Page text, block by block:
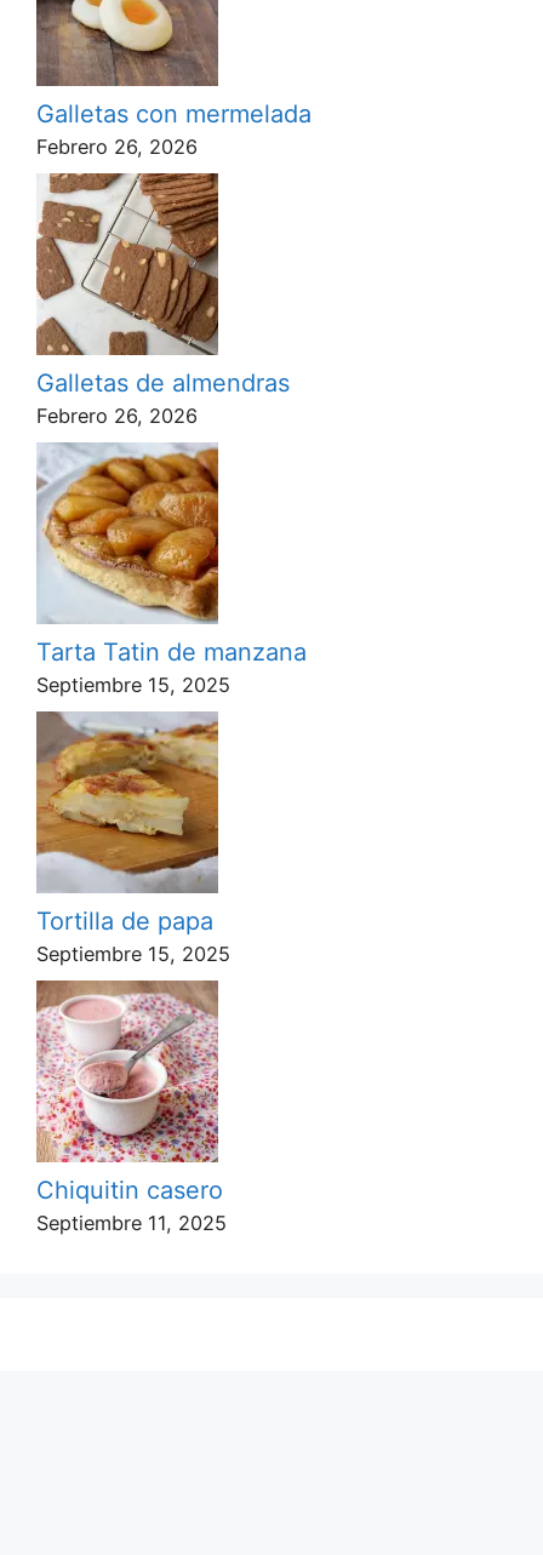
Galletas con mermelada
Febrero 26, 2026
Galletas de almendras
Febrero 26, 2026
Tarta Tatin de manzana
Septiembre 15, 2025
Tortilla de papa
Septiembre 15, 2025
Chiquitin casero
Septiembre 11, 2025